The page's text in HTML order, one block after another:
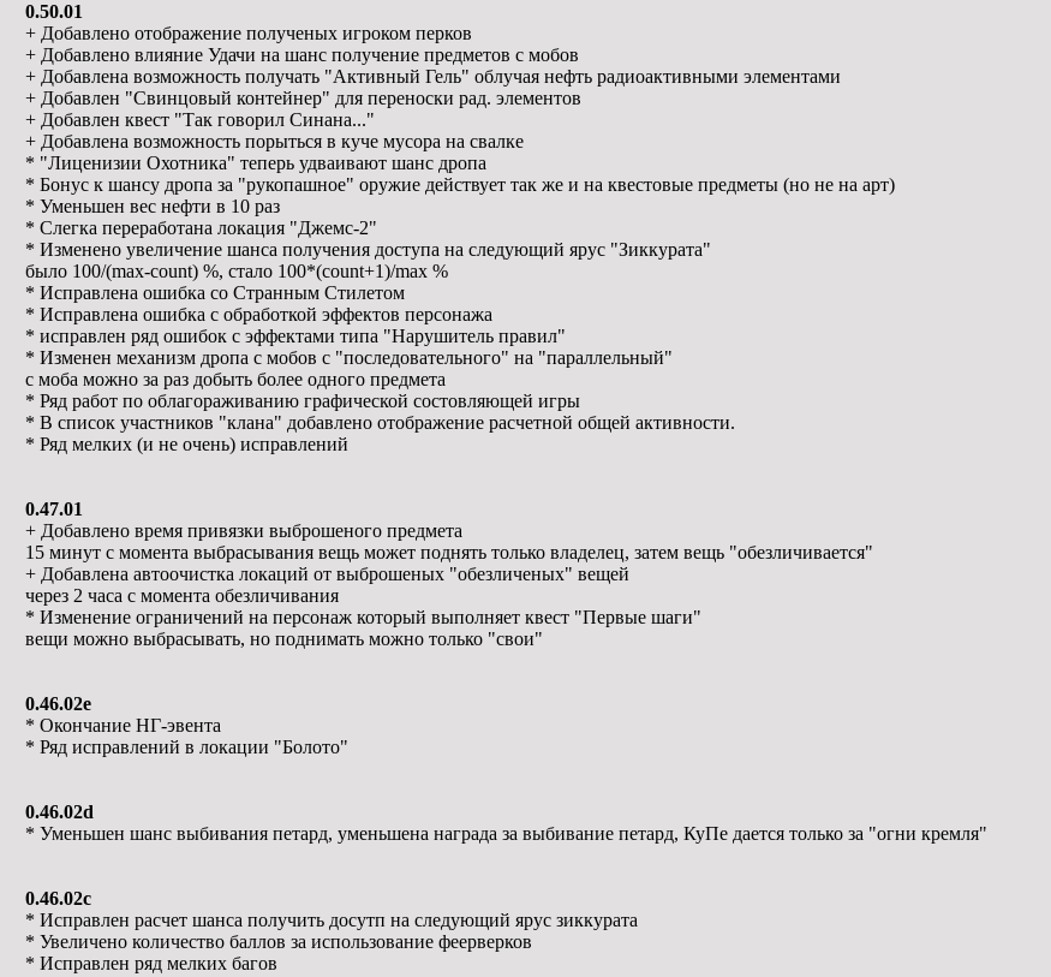
0.50.01
+ Добавлено отображение полученых игроком перков
+ Добавлено влияние Удачи на шанс получение предметов с мобов
+ Добавлена возможность получать "Активный Гель" облучая нефть радиоактивными элементами
+ Добавлен "Свинцовый контейнер" для переноски рад. элементов
+ Добавлен квест "Так говорил Синана..."
+ Добавлена возможность порыться в куче мусора на свалке
* "Лиценизии Охотника" теперь удваивают шанс дропа
* Бонус к шансу дропа за "рукопашное" оружие действует так же и на квестовые предметы (но не на арт)
* Уменьшен вес нефти в 10 раз
* Слегка переработана локация "Джемс-2"
* Изменено увеличение шанса получения доступа на следующий ярус "Зиккурата"
было 100/(max-count) %, стало 100*(count+1)/max %
* Исправлена ошибка со Странным Стилетом
* Исправлена ошибка с обработкой эффектов персонажа
* исправлен ряд ошибок с эффектами типа "Нарушитель правил"
* Изменен механизм дропа с мобов с "последовательного" на "параллельный"
с моба можно за раз добыть более одного предмета
* Ряд работ по облагораживанию графической состовляющей игры
* В список участников "клана" добавлено отображение расчетной общей активности.
* Ряд мелких (и не очень) исправлений
0.47.01
+ Добавлено время привязки выброшеного предмета
15 минут с момента выбрасывания вещь может поднять только владелец, затем вещь "обезличивается"
+ Добавлена автоочистка локаций от выброшеных "обезличеных" вещей
через 2 часа с момента обезличивания
* Изменение ограничений на персонаж который выполняет квест "Первые шаги"
вещи можно выбрасывать, но поднимать можно только "свои"
0.46.02e
* Окончание НГ-эвента
* Ряд исправлений в локации "Болото"
0.46.02d
* Уменьшен шанс выбивания петард, уменьшена награда за выбивание петард, КуПе дается только за "огни кремля"
0.46.02c
* Исправлен расчет шанса получить досутп на следующий ярус зиккурата
* Увеличено количество баллов за использование феерверков
* Исправлен ряд мелких багов